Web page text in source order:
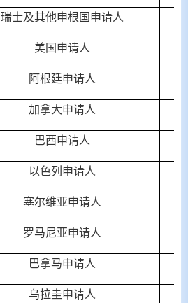
瑞士及其他申根国申请人
美国申请人
阿根廷申请人
加拿大申请人
巴西申请人
以色列申请人
塞尔维亚申请人
罗马尼亚申请人
巴拿马申请人
乌拉圭申请人